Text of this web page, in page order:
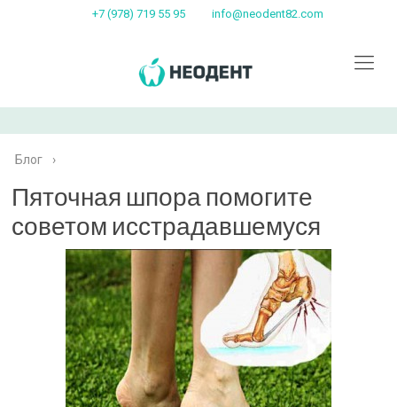
+7 (978) 719 55 95 info@neodent82.com
Блог ›
Пяточная шпора помогите
советом исстрадавшемуся